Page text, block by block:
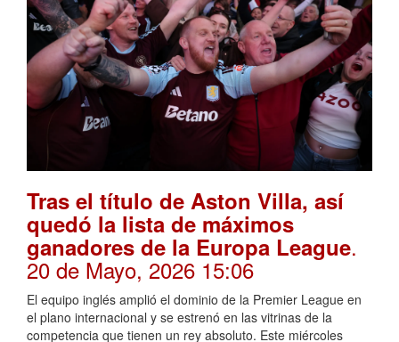
Tras el título de Aston Villa, así
quedó la lista de máximos
ganadores de la Europa League.
20 de Mayo, 2026 15:06
El equipo inglés amplió el dominio de la Premier League en
el plano internacional y se estrenó en las vitrinas de la
competencia que tienen un rey absoluto. Este miércoles